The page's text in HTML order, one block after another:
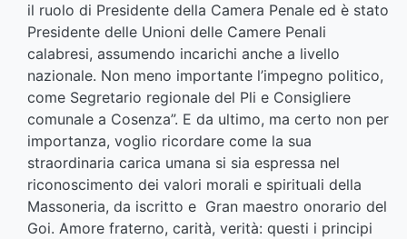
il ruolo di Presidente della Camera Penale ed è stato
Presidente delle Unioni delle Camere Penali
calabresi, assumendo incarichi anche a livello
nazionale. Non meno importante l’impegno politico,
come Segretario regionale del Pli e Consigliere
comunale a Cosenza”. E da ultimo, ma certo non per
importanza, voglio ricordare come la sua
straordinaria carica umana si sia espressa nel
riconoscimento dei valori morali e spirituali della
Massoneria, da iscritto e Gran maestro onorario del
Goi. Amore fraterno, carità, verità: questi i principi